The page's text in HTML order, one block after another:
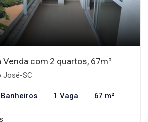
Venda com 2 quartos, 67m²
José-SC
Banheiros 1 Vaga 67 m²